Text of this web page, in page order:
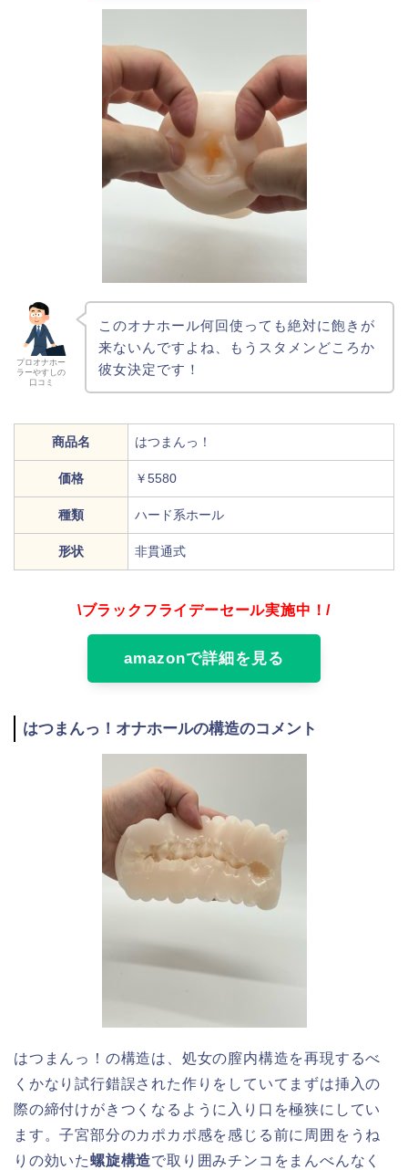
プロオナホー
ラーやすしの
口コミ
このオナホール何回使っても絶対に飽きが
来ないんですよね、もうスタメンどころか
彼女決定です！
商品名 はつまんっ！
価格 ￥5580
種類 ハード系ホール
形状 非貫通式
\ブラックフライデーセール実施中！/
amazonで詳細を見る
はつまんっ！オナホールの構造のコメント
はつまんっ！の構造は、処女の膣内構造を再現するべ
くかなり試行錯誤された作りをしていてまずは挿入の
際の締付けがきつくなるように入り口を極狭にしてい
ます。子宮部分のカポカポ感を感じる前に周囲をうね
りの効いた螺旋構造で取り囲みチンコをまんべんなく